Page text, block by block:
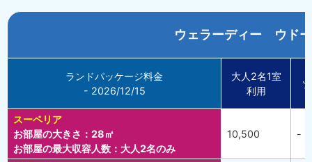
ウェラーディー ウド
ランドパッケージ料金
- 2026/12/15
大人2名1室
利用
スーペリア
お部屋の大きさ：28㎡
お部屋の最大収容人数：大人2名のみ
10,500 -